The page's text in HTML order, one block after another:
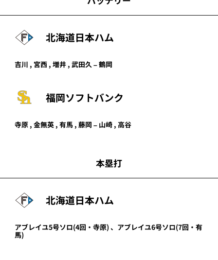
北海道日本ハム
吉川 , 宮西 , 増井 , 武田久 – 鶴岡
福岡ソフトバンク
寺原 , 金無英 , 有馬 , 藤岡 – 山崎 , 高谷
本塁打
北海道日本ハム
アブレイユ5号ソロ(4回・ 寺原) 、 アブレイユ6号ソロ(7回・ 有
馬)